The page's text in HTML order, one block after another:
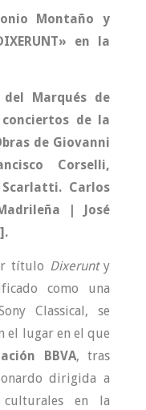
Montaño y
en la
del Marqués de
conciertos de la
de Giovanni
Corselli,
Carlos
| José
título Dixerunty
como una
Classical, se
el lugar en el que
BBVA, tras
dirigida a
culturales en la